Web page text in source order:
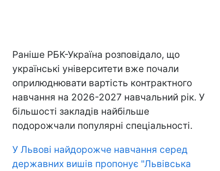
Раніше РБК-Україна розповідало, що
українські університети вже почали
оприлюднювати вартість контрактного
навчання на 2026-2027 навчальний рік. У
більшості закладів найбільше
подорожчали популярні спеціальності.
У Львові найдорожче навчання серед
державних вишів пропонує "Львівська